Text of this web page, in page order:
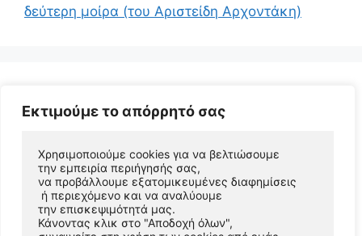
Εκτιμούμε το απόρρητό σας
Χρησιμοποιούμε cookies για να βελτιώσουμε
την εμπειρία περιήγησής σας,
να προβάλλουμε εξατομικευμένες διαφημίσεις
ή περιεχόμενο και να αναλύουμε
την επισκεψιμότητά μας.
Κάνοντας κλικ στο "Αποδοχή όλων",
δεύτερη μοίρα (του Αριστείδη Αρχοντάκη)
© 2026 Αριστείδης Αρχοντάκης Φυσικός Συγγραφέας
• Φτιαγμένο μεGeneratePress